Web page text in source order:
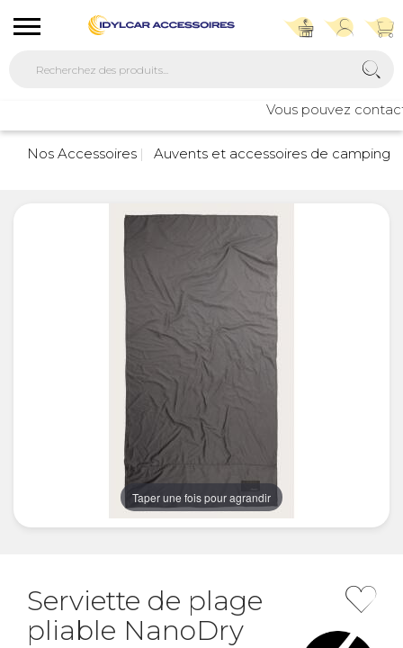
Vous pouvez
Nos Accessoires Auvents et accessoires de camping
Taper une fois pour agrandir
Serviette de plage
pliable NanoDry